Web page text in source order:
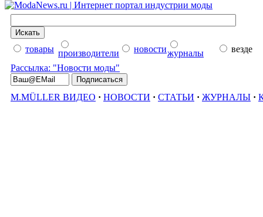
товары производители новостижурналы
везде
Рассылка: "Новости моды"
M.MÜLLER ВИДЕО · НОВОСТИ · СТАТЬИ · ЖУРНАЛЫ ·